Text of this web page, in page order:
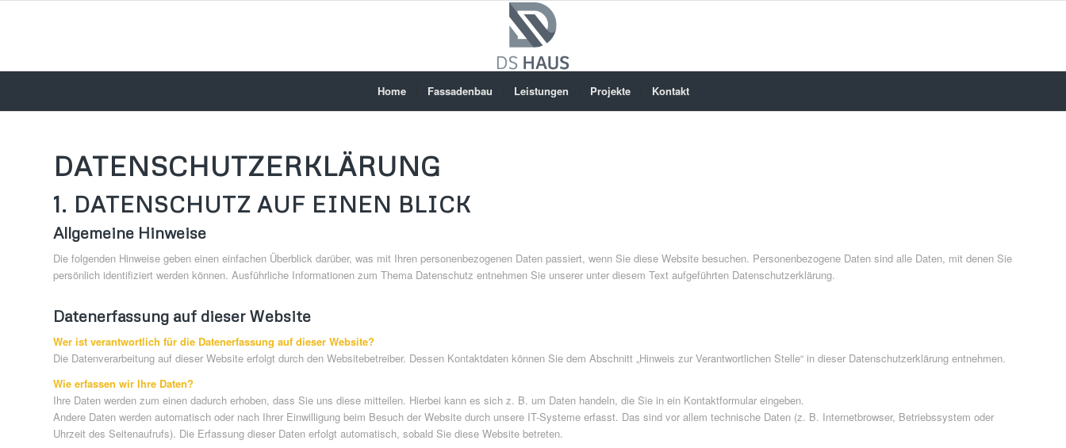
Home Fassadenbau Leistungen Projekte Kontakt
DATENSCHUTZERKLÄRUNG
1. DATENSCHUTZ AUF EINEN BLICK
Allgemeine Hinweise
Die folgenden Hinweise geben einen einfachen Überblick darüber, was mit Ihren personenbezogenen Daten passiert, wenn Sie diese Website besuchen. Personenbezogene Daten sind alle Daten, mit denen Sie
persönlich identifiziert werden können. Ausführliche Informationen zum Thema Datenschutz entnehmen Sie unserer unter diesem Text aufgeführten Datenschutzerklärung.
Datenerfassung auf dieser Website
Wer ist verantwortlich für die Datenerfassung auf dieser Website?
Die Datenverarbeitung auf dieser Website erfolgt durch den Websitebetreiber. Dessen Kontaktdaten können Sie dem Abschnitt „Hinweis zur Verantwortlichen Stelle“ in dieser Datenschutzerklärung entnehmen.
Wie erfassen wir Ihre Daten?
Ihre Daten werden zum einen dadurch erhoben, dass Sie uns diese mitteilen. Hierbei kann es sich z. B. um Daten handeln, die Sie in ein Kontaktformular eingeben.
Andere Daten werden automatisch oder nach Ihrer Einwilligung beim Besuch der Website durch unsere IT-Systeme erfasst. Das sind vor allem technische Daten (z. B. Internetbrowser, Betriebssystem oder
Uhrzeit des Seitenaufrufs). Die Erfassung dieser Daten erfolgt automatisch, sobald Sie diese Website betreten.